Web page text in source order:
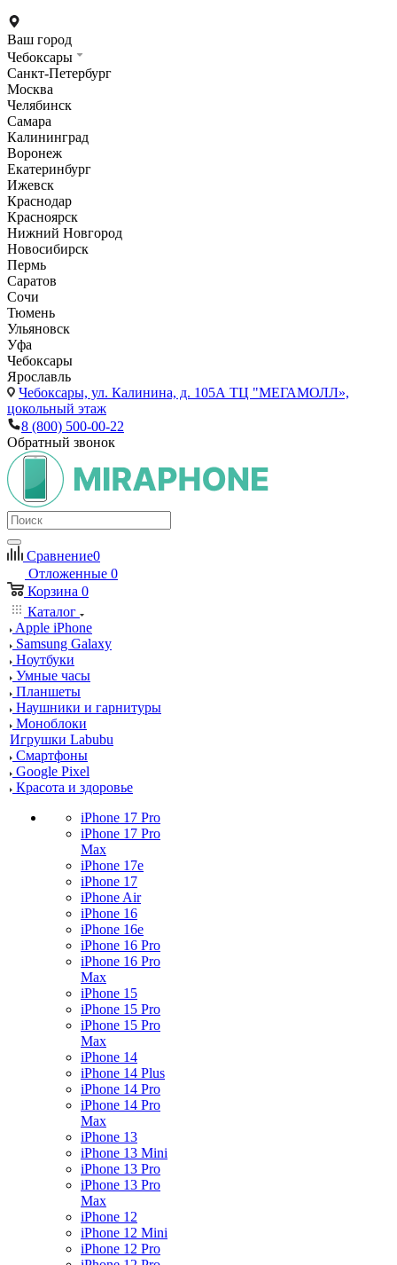
Ваш город
Чебоксары
Санкт-Петербург
Москва
Челябинск
Самара
Калининград
Воронеж
Екатеринбург
Ижевск
Краснодар
Красноярск
Нижний Новгород
Новосибирск
Пермь
Саратов
Сочи
Тюмень
Ульяновск
Уфа
Чебоксары
Ярославль
Чебоксары, ул. Калинина, д. 105А ТЦ "МЕГАМОЛЛ»,
цокольный этаж
8 (800) 500-00-22
Обратный звонок
Сравнение0
Отложенные 0
Корзина 0
Каталог
Apple iPhone
Samsung Galaxy
Ноутбуки
Умные часы
Планшеты
Наушники и гарнитуры
Моноблоки
Игрушки Labubu
Смартфоны
Google Pixel
Красота и здоровье
iPhone 17 Pro
iPhone 17 Pro
Max
iPhone 17e
iPhone 17
iPhone Air
iPhone 16
iPhone 16e
iPhone 16 Pro
iPhone 16 Pro
Max
iPhone 15
iPhone 15 Pro
iPhone 15 Pro
Max
iPhone 14
iPhone 14 Plus
iPhone 14 Pro
iPhone 14 Pro
Max
iPhone 13
iPhone 13 Mini
iPhone 13 Pro
iPhone 13 Pro
Max
iPhone 12
iPhone 12 Mini
iPhone 12 Pro